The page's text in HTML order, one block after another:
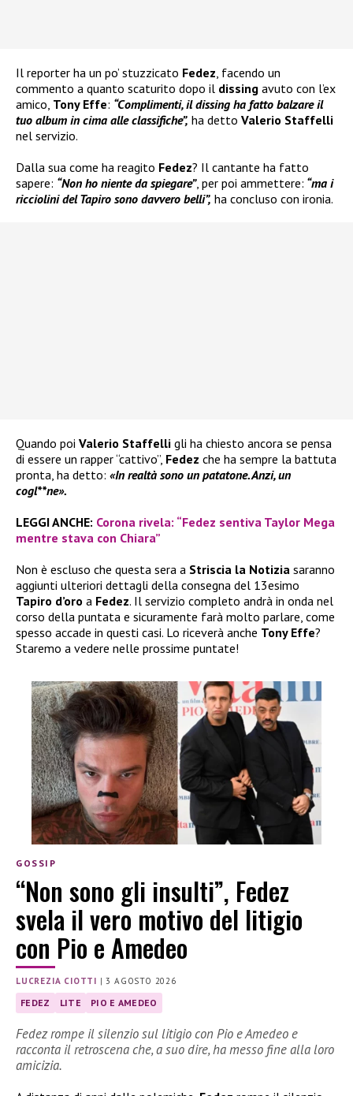
Il reporter ha un po’ stuzzicato Fedez, facendo un
commento a quanto scaturito dopo il dissing avuto con l’ex
amico, Tony Effe: “Complimenti, il dissing ha fatto balzare il
tuo album in cima alle classifiche”, ha detto Valerio Staffelli
nel servizio.
Dalla sua come ha reagito Fedez? Il cantante ha fatto
sapere: “Non ho niente da spiegare”, per poi ammettere: “ma i
ricciolini del Tapiro sono davvero belli”, ha concluso con ironia.
Quando poi Valerio Staffelli gli ha chiesto ancora se pensa
di essere un rapper “cattivo”, Fedez che ha sempre la battuta
pronta, ha detto: «In realtà sono un patatone. Anzi, un
cogl**ne».
LEGGI ANCHE: Corona rivela: “Fedez sentiva Taylor Mega
mentre stava con Chiara”
Non è escluso che questa sera a Striscia la Notizia saranno
aggiunti ulteriori dettagli della consegna del 13esimo
Tapiro d’oro a Fedez. Il servizio completo andrà in onda nel
corso della puntata e sicuramente farà molto parlare, come
spesso accade in questi casi. Lo riceverà anche Tony Effe?
Staremo a vedere nelle prossime puntate!
GOSSIP
“Non sono gli insulti”, Fedez
svela il vero motivo del litigio
con Pio e Amedeo
LUCREZIA CIOTTI |3 AGOSTO 2026
FEDEZ LITE PIO E AMEDEO
Fedez rompe il silenzio sul litigio con Pio e Amedeo e
racconta il retroscena che, a suo dire, ha messo fine alla loro
amicizia.